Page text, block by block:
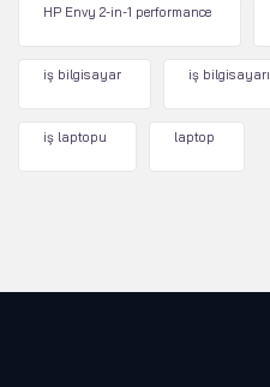
HP Envy 2-in-1 performance
iş bilgisayar iş bilgisayarı
iş laptopu laptop